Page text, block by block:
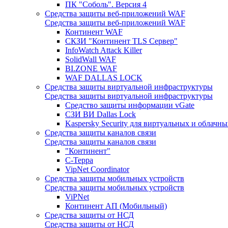
ПК "Соболь". Версия 4
Средства защиты веб-приложений WAF
Средства защиты веб-приложений WAF
Континент WAF
СКЗИ "Континент TLS Сервер"
InfoWatch Attack Killer
SolidWall WAF
BI.ZONE WAF
WAF DALLAS LOCK
Средства защиты виртуальной инфраструктуры
Средства защиты виртуальной инфраструктуры
Средство защиты информации vGate
СЗИ ВИ Dallas Lock
Kaspersky Security для виртуальных и
Средства защиты каналов связи
Средства защиты каналов связи
"Континент"
С-Терра
VipNet Coordinator
Средства защиты мобильных устройств
Средства защиты мобильных устройств
ViPNet
Континент АП (Мобильный)
Средства защиты от НСД
Средства защиты от НСД